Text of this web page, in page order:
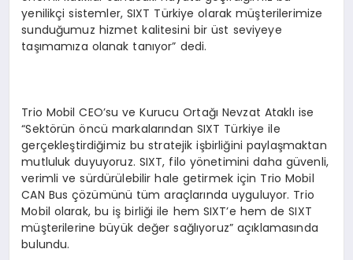
yenilikçi sistemler, SIXT Türkiye olarak müşterilerimize
sunduğumuz hizmet kalitesini bir üst seviyeye
taşımamıza olanak tanıyor” dedi.
Trio Mobil CEO’su ve Kurucu Ortağı Nevzat Ataklı ise
“Sektörün öncü markalarından SIXT Türkiye ile
gerçekleştirdiğimiz bu stratejik işbirliğini paylaşmaktan
mutluluk duyuyoruz. SIXT, filo yönetimini daha güvenli,
verimli ve sürdürülebilir hale getirmek için Trio Mobil
CAN Bus çözümünü tüm araçlarında uyguluyor. Trio
Mobil olarak, bu iş birliği ile hem SIXT’e hem de SIXT
müşterilerine büyük değer sağlıyoruz” açıklamasında
bulundu.